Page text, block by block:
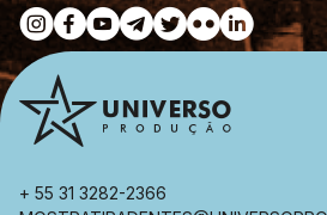
+ 55 31 3282-2366